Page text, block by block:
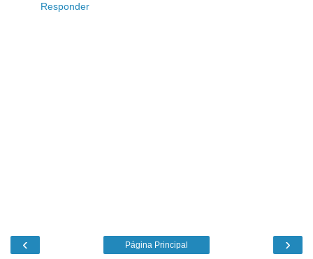
Responder
‹ ›
Página Principal